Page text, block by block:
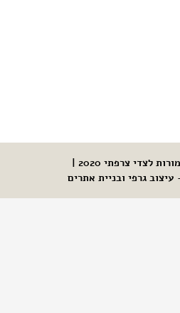
לצדי צרפתי 2020 |
גרפי ובניית אתרים